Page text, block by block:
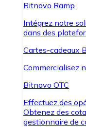
Bitnovo Ramp
Intégrez notre
dans des
Cartes-cadeaux
Commercialisez
Bitnovo OTC
Effectuez des
Obtenez des
gestionnaire de